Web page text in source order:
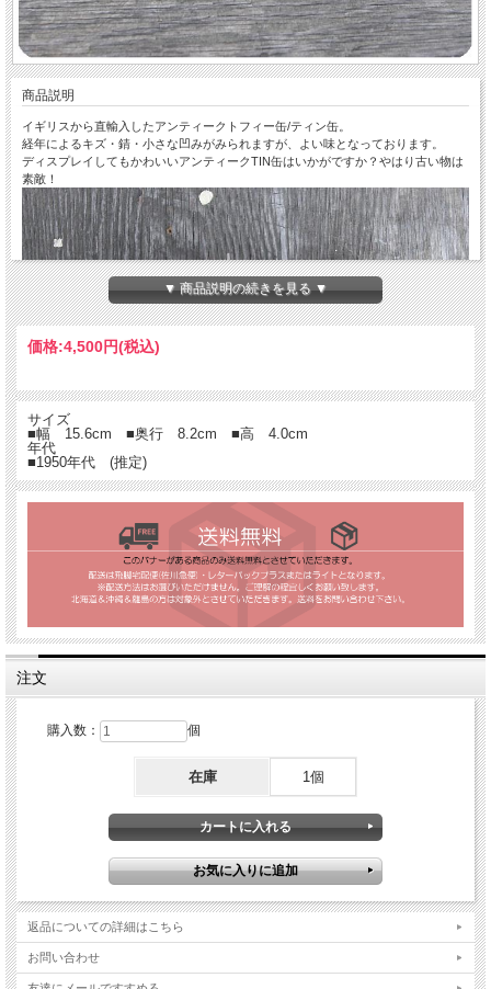
商品説明
イギリスから直輸入したアンティークトフィー缶/ティン缶。
経年によるキズ・錆・小さな凹みがみられますが、よい味となっております。
ディスプレイしてもかわいいアンティークTIN缶はいかがですか？やはり古い物は
素敵！
▼ 商品説明の続きを見る ▼
価格:4,500円(税込)
サイズ
■幅 15.6cm ■奥行 8.2cm ■高 4.0cm
年代
■1950年代 (推定)
注文
購入数： 個
在庫 1個
返品についての詳細はこちら
お問い合わせ